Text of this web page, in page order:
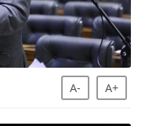
A- A+